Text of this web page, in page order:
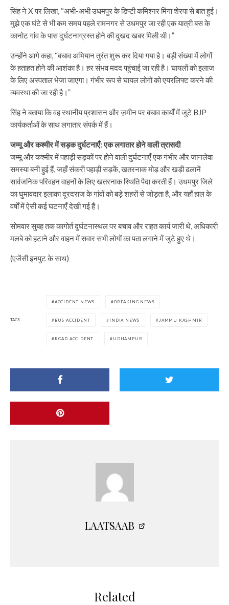
सिंह ने X पर लिखा, “अभी-अभी उधमपुर के डिप्टी कमिश्नर मिंगा शेरपा से बात हुई।
मुझे एक घंटे से भी कम समय पहले रामनगर से उधमपुर जा रही एक यात्री बस के
कानोट गांव के पास दुर्घटनाग्रस्त होने की दुखद खबर मिली थी।”
उन्होंने आगे कहा, “बचाव अभियान तुरंत शुरू कर दिया गया है। बड़ी संख्या में लोगों
के हताहत होने की आशंका है। हर संभव मदद पहुंचाई जा रही है। घायलों को इलाज
के लिए अस्पताल भेजा जाएगा। गंभीर रूप से घायल लोगों को एयरलिफ्ट करने की
व्यवस्था की जा रही है।”
सिंह ने बताया कि वह स्थानीय प्रशासन और ज़मीन पर बचाव कार्यों में जुटे BJP
कार्यकर्ताओं के साथ लगातार संपर्क में हैं।
जम्मू और कश्मीर में सड़क दुर्घटनाएँ: एक लगातार होने वाली त्रासदी
जम्मू और कश्मीर में पहाड़ी सड़कों पर होने वाली दुर्घटनाएँ एक गंभीर और जानलेवा
समस्या बनी हुई हैं, जहाँ संकरी पहाड़ी सड़कें, खतरनाक मोड़ और खड़ी ढलानें
सार्वजनिक परिवहन वाहनों के लिए खतरनाक स्थिति पैदा करती हैं। उधमपुर जिले
का घुमावदार इलाका दूरदराज के गांवों को बड़े शहरों से जोड़ता है, और यहाँ हाल के
वर्षों में ऐसी कई घटनाएँ देखी गई हैं।
सोमवार सुबह तक कागोर्त दुर्घटनास्थल पर बचाव और राहत कार्य जारी थे, अधिकारी
मलबे को हटाने और वाहन में सवार सभी लोगों का पता लगाने में जुटे हुए थे।
(एजेंसी इनपुट के साथ)
TAGS
ACCIDENT NEWS BREAKING NEWS
BUS ACCIDENT INDIA NEWS JAMMU KASHMIR
ROAD ACCIDENT UDHAMPUR
LAATSAAB
Related